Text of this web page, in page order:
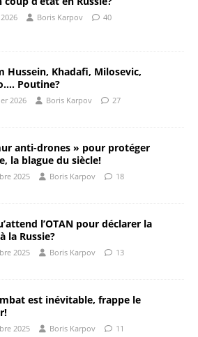
Boris Karpov 40
Hussein, Khadafi, Milosevic,
Poutine?
2026 Boris Karpov 27
anti-drones » pour protéger
la blague du siècle!
2025 Boris Karpov 18
l’OTAN pour déclarer la
la Russie?
2025 Boris Karpov 13
est inévitable, frappe le
2025 Boris Karpov 11